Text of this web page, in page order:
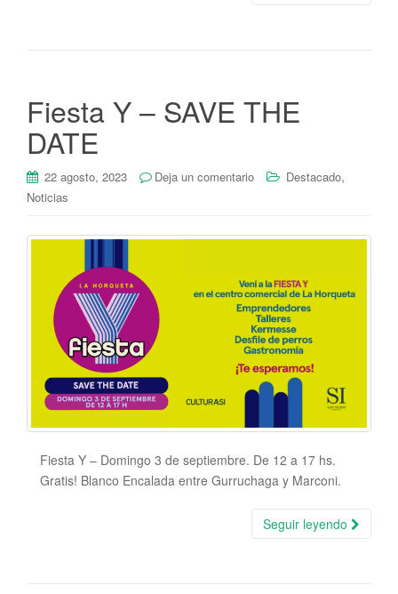
Fiesta Y – SAVE THE
DATE
22 agosto, 2023 Deja un comentario Destacado,
Noticias
Fiesta Y – Domingo 3 de septiembre. De 12 a 17 hs.
Gratis! Blanco Encalada entre Gurruchaga y Marconi.
Seguir leyendo